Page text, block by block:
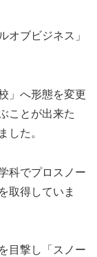
オブビジネス」
」へ形態を変更
ことが出来た
した。
科でプロスノー
取得していま
目撃し「スノー